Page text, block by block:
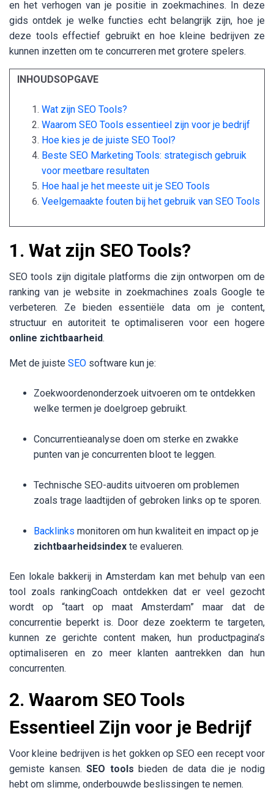
en het verhogen van je positie in zoekmachines. In deze
gids ontdek je welke functies echt belangrijk zijn, hoe je
deze tools effectief gebruikt en hoe kleine bedrijven ze
kunnen inzetten om te concurreren met grotere spelers.
INHOUDSOPGAVE
Wat zijn SEO Tools?
Waarom SEO Tools essentieel zijn voor je bedrijf
Hoe kies je de juiste SEO Tool?
Beste SEO Marketing Tools: strategisch gebruik
voor meetbare resultaten
Hoe haal je het meeste uit je SEO Tools
Veelgemaakte fouten bij het gebruik van SEO Tools
1. Wat zijn SEO Tools?
SEO tools zijn digitale platforms die zijn ontworpen om de
ranking van je website in zoekmachines zoals Google te
verbeteren. Ze bieden essentiële data om je content,
structuur en autoriteit te optimaliseren voor een hogere
online zichtbaarheid.
Met de juiste SEO software kun je:
Zoekwoordenonderzoek uitvoeren om te ontdekken
welke termen je doelgroep gebruikt.
Concurrentieanalyse doen om sterke en zwakke
punten van je concurrenten bloot te leggen.
Technische SEO-audits uitvoeren om problemen
zoals trage laadtijden of gebroken links op te sporen.
Backlinks monitoren om hun kwaliteit en impact op je
zichtbaarheidsindex te evalueren.
Een lokale bakkerij in Amsterdam kan met behulp van een
tool zoals rankingCoach ontdekken dat er veel gezocht
wordt op “taart op maat Amsterdam” maar dat de
concurrentie beperkt is. Door deze zoekterm te targeten,
kunnen ze gerichte content maken, hun productpagina’s
optimaliseren en zo meer klanten aantrekken dan hun
concurrenten.
2. Waarom SEO Tools
Essentieel Zijn voor je Bedrijf
Voor kleine bedrijven is het gokken op SEO een recept voor
gemiste kansen.SEO tools bieden de data die je nodig
hebt om slimme, onderbouwde beslissingen te nemen.